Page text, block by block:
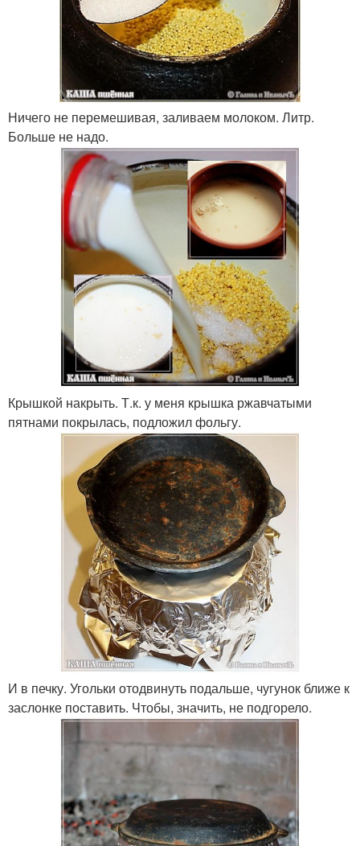
Ничего не перемешивая, заливаем молоком. Литр.
Больше не надо.
Крышкой накрыть. Т.к. у меня крышка ржавчатыми
пятнами покрылась, подложил фольгу.
И в печку. Угольки отодвинуть подальше, чугунок ближе к
заслонке поставить. Чтобы, значить, не подгорело.